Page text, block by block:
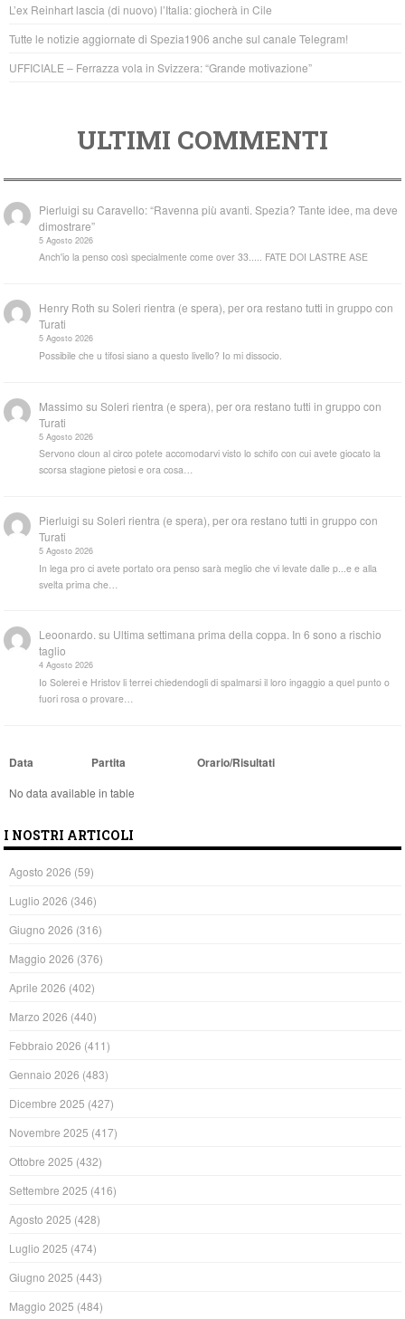
k
L’ex Reinhart lascia (di nuovo) l’Italia: giocherà in Cile
Tutte le notizie aggiornate di Spezia1906 anche sul canale Telegram!
UFFICIALE – Ferrazza vola in Svizzera: “Grande motivazione”
ULTIMI COMMENTI
Pierluigi suCaravello: “Ravenna più avanti. Spezia? Tante idee, ma deve
dimostrare”
5 Agosto 2026
Anch'io la penso così specialmente come over 33..... FATE DOI LASTRE ASE
Henry Roth suSoleri rientra (e spera), per ora restano tutti in gruppo con
Turati
5 Agosto 2026
Possibile che u tifosi siano a questo livello? Io mi dissocio.
Massimo suSoleri rientra (e spera), per ora restano tutti in gruppo con
Turati
5 Agosto 2026
Servono cloun al circo potete accomodarvi visto lo schifo con cui avete giocato la
scorsa stagione pietosi e ora cosa…
Pierluigi suSoleri rientra (e spera), per ora restano tutti in gruppo con
Turati
5 Agosto 2026
In lega pro ci avete portato ora penso sarà meglio che vi levate dalle p...e e alla
svelta prima che…
Leoonardo.su Ultima settimana prima della coppa. In 6 sono a rischio
taglio
4 Agosto 2026
Io Solerei e Hristov li terrei chiedendogli di spalmarsi il loro ingaggio a quel punto o
fuori rosa o provare…
Data Partita Orario/Risultati
No data available in table
I NOSTRI ARTICOLI
Agosto 2026 (59)
Luglio 2026 (346)
Giugno 2026 (316)
Maggio 2026 (376)
Aprile 2026 (402)
Marzo 2026 (440)
Febbraio 2026 (411)
Gennaio 2026 (483)
Dicembre 2025 (427)
Novembre 2025 (417)
Ottobre 2025 (432)
Settembre 2025 (416)
Agosto 2025 (428)
Luglio 2025 (474)
Giugno 2025 (443)
Maggio 2025 (484)